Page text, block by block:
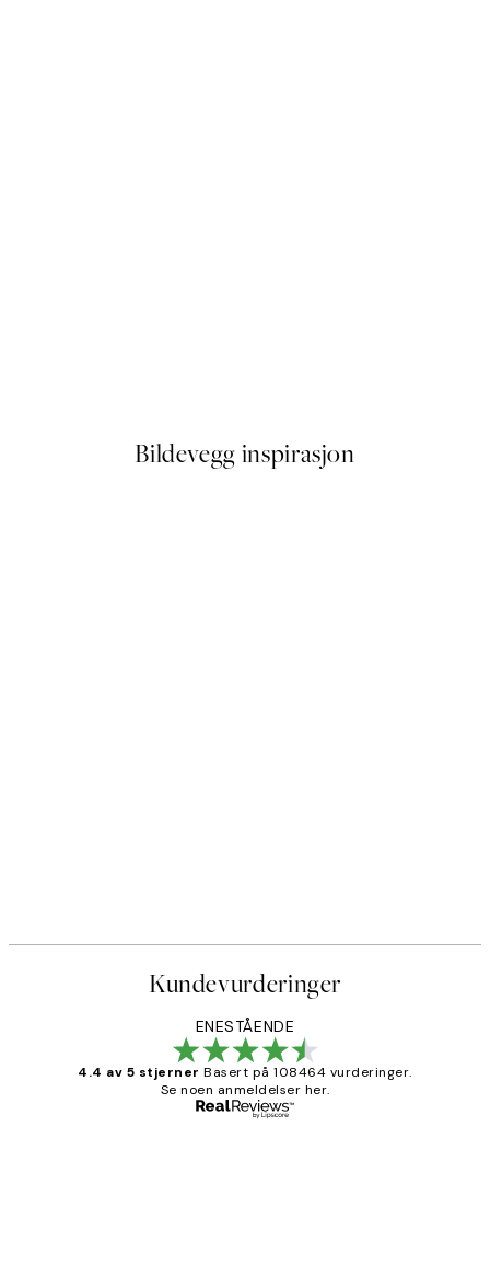
Bildevegg inspirasjon
Kundevurderinger
ENESTÅENDE
4.4 av 5 stjerner Basert på 108464 vurderinger.
Se noen anmeldelser her.